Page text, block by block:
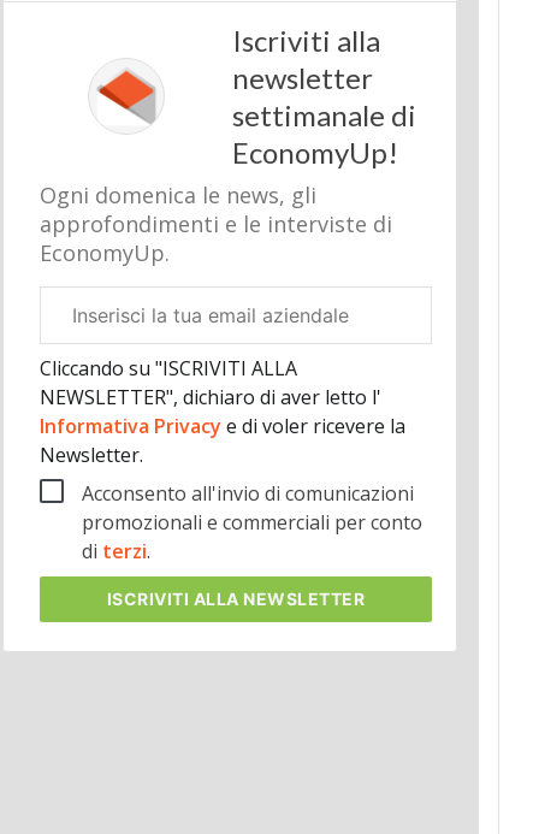
Iscriviti alla
newsletter
settimanale di
EconomyUp!
Ogni domenica le news, gli
approfondimenti e le interviste di
EconomyUp.
aziendale
Cliccando su "ISCRIVITI ALLA
NEWSLETTER", dichiaro di aver letto l'
Informativa Privacy e di voler ricevere la
Newsletter.
Acconsento all'invio di comunicazioni
promozionali e commerciali per conto
di terzi.
ISCRIVITI ALLA NEWSLETTER